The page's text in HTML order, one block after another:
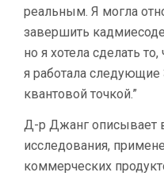
реальным. Я могла
завершить
но я хотела сделать
я работала
квантовой точкой.”
Д-р Джанг описывает
исследования,
коммерческих